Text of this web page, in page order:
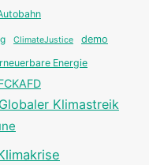
ClimateJustice demo
Energie
Globaler Klimastreik